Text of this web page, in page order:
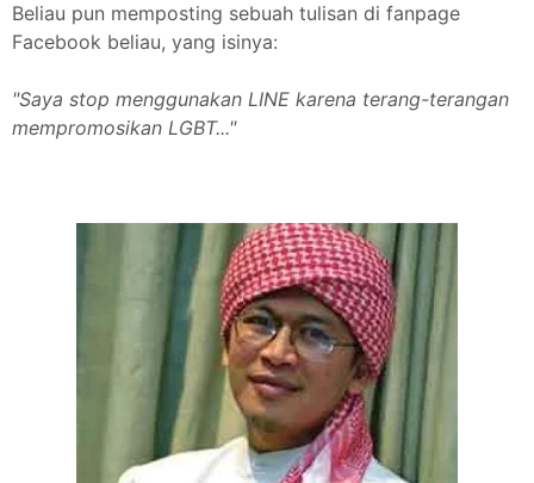
Beliau pun memposting sebuah tulisan di fanpage
Facebook beliau, yang isinya:
"Saya stop menggunakan LINE karena terang-terangan
mempromosikan LGBT..."